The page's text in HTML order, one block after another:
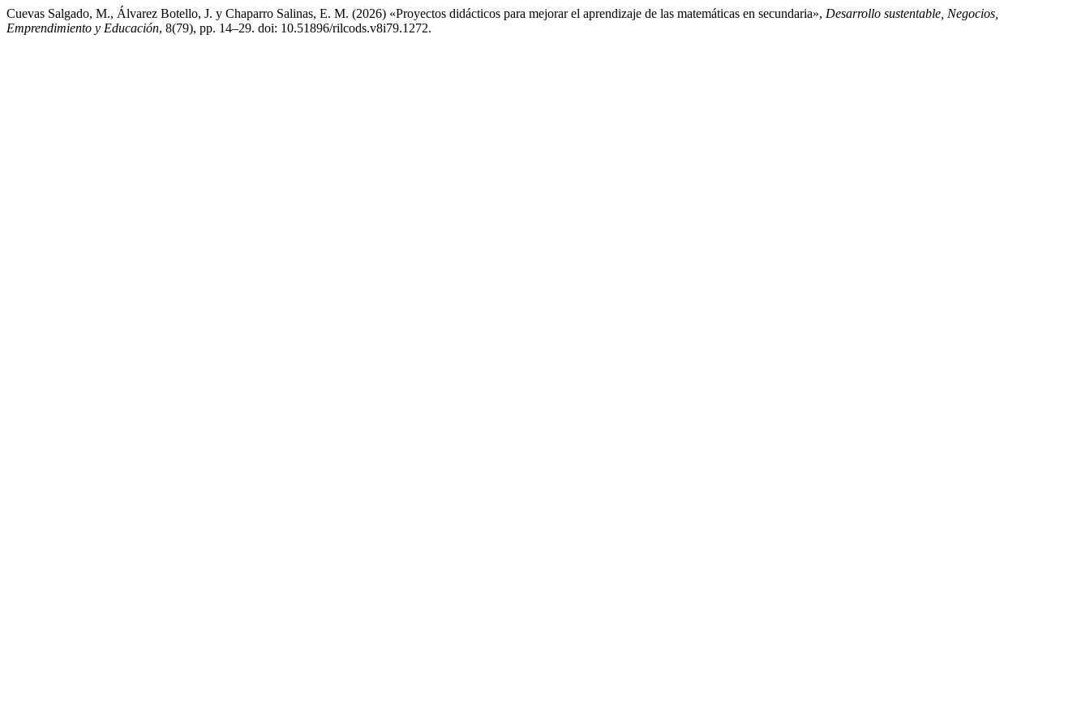
Cuevas Salgado, M., Álvarez Botello, J. y Chaparro Salinas, E. M. (2026) «Proyectos didácticos para mejorar el aprendizaje de las matemáticas en secundaria», Desarrollo sustentable, Negocios,
Emprendimiento y Educación, 8(79), pp. 14–29. doi: 10.51896/rilcods.v8i79.1272.